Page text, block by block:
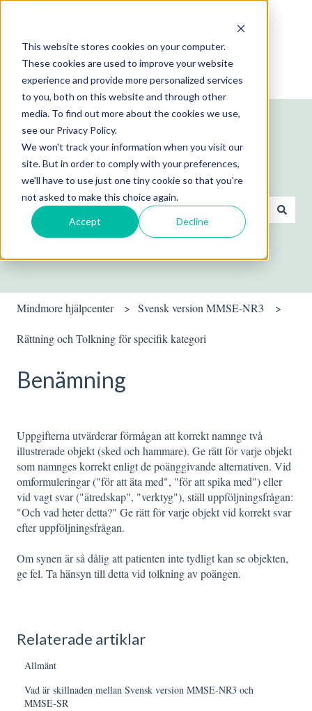
This website stores cookies on your computer.
These cookies are used to improve your website
experience and provide more personalized services
to you, both on this website and through other
media. To find out more about the cookies we use,
see our Privacy Policy.
We won't track your information when you visit our
site. But in order to comply with your preferences,
we'll have to use just one tiny cookie so that you're
not asked to make this choice again.
Accept Decline
Hej! Hur kan vi hjälpa dig?
Det finns inga förslag eftersom sökfältet är tomt.
Mindmore hjälpcenter Svensk version MMSE-NR3
Rättning och Tolkning för specifik kategori
Benämning
Uppgifterna utvärderar förmågan att korrekt namnge två
illustrerade objekt (sked och hammare). Ge rätt för varje objekt
som namnges korrekt enligt de poänggivande alternativen. Vid
omformuleringar ("för att äta med", "för att spika med") eller
vid vagt svar ("ätredskap", "verktyg"), ställ uppföljningsfrågan:
"Och vad heter detta?" Ge rätt för varje objekt vid korrekt svar
efter uppföljningsfrågan.
Om synen är så dålig att patienten inte tydligt kan se objekten,
ge fel. Ta hänsyn till detta vid tolkning av poängen.
Relaterade artiklar
Allmänt
Vad är skillnaden mellan Svensk version MMSE-NR3 och
MMSE-SR